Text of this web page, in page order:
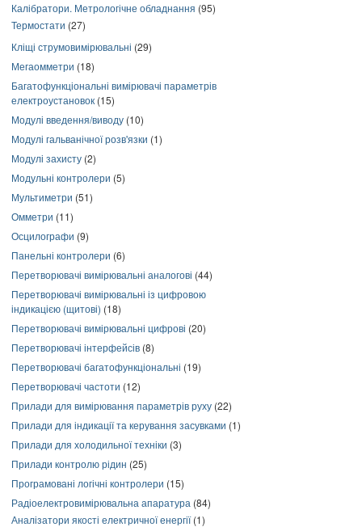
Калібратори. Метрологічне обладнання (95)
Термостати (27)
Кліщі струмовимірювальні (29)
Мегаомметри (18)
Багатофункціональні вимірювачі параметрів
електроустановок (15)
Модулі введення/виводу (10)
Модулі гальванічної розв'язки (1)
Модулі захисту (2)
Модульні контролери (5)
Мультиметри (51)
Омметри (11)
Осцилографи (9)
Панельні контролери (6)
Перетворювачі вимірювальні аналогові (44)
Перетворювачі вимірювальні із цифровою
індикацією (щитові) (18)
Перетворювачі вимірювальні цифрові (20)
Перетворювачі інтерфейсів (8)
Перетворювачі багатофункціональні (19)
Перетворювачі частоти (12)
Прилади для вимірювання параметрів руху (22)
Прилади для індикації та керування засувками (1)
Прилади для холодильної техніки (3)
Прилади контролю рідин (25)
Програмовані логічні контролери (15)
Радіоелектровимірювальна апаратура (84)
Аналізатори якості електричної енергії(1)